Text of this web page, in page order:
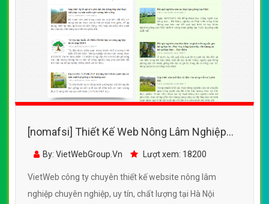
[nomafsi] Thiết Kế Web Nông Lâm Nghiệp
Nomafsi đẹp, chuyên nghiệp chuẩn SEO
By: VietWebGroup.Vn Lượt xem: 18200
VietWeb công ty chuyên thiết kế website nông lâm
nghiệp chuyên nghiệp, uy tín, chất lượng tại Hà Nội